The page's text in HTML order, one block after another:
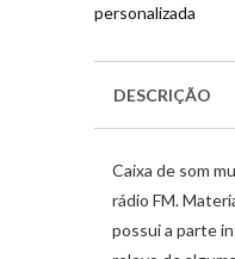
personalizada
DESCRIÇÃO
Caixa de som
rádio FM.
possui a parte